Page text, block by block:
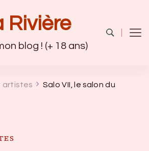
Rivière
blog ! (+ 18 ans)
artistes
Salo VII, le salon du